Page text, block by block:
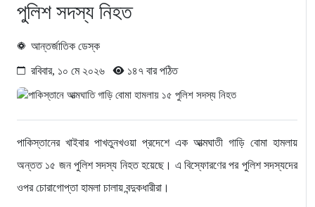
পুলিশ সদস্য নিহত
আন্তর্জাতিক ডেস্ক
রবিবার, ১০ মে ২০২৬ ১৪৭ বার পঠিত
পাকিস্তানের খাইবার পাখতুনখওয়া প্রদেশে এক আত্মঘাতী গাড়ি বোমা হামলায়
অন্তত ১৫ জন পুলিশ সদস্য নিহত হয়েছে। এ বিস্ফোরণের পর পুলিশ সদস্যদের
ওপর চোরাগোপ্তা হামলা চালায় বন্দুকধারীরা।